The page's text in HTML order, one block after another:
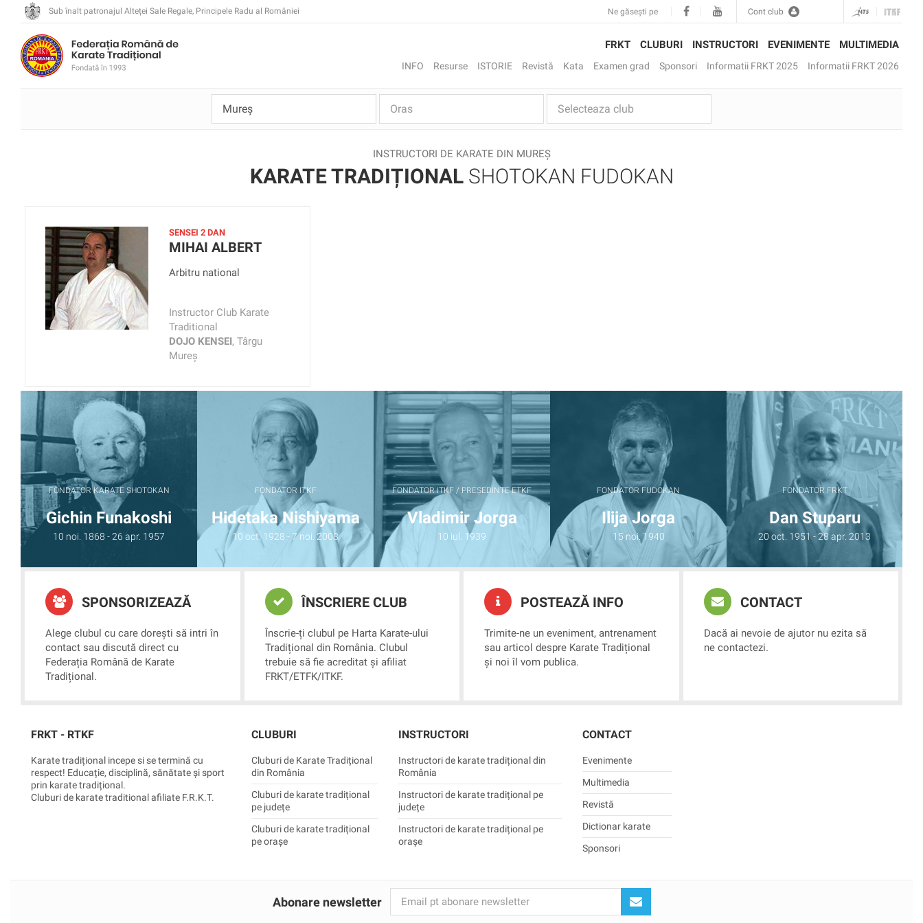
Sub înalt patronajul Alteței Sale Regale, Principele Radu al României Ne găsești pe Cont club
FRKT CLUBURI INSTRUCTORI EVENIMENTE MULTIMEDIA
INFO Resurse ISTORIE Revistă Kata Examen grad Sponsori Informatii FRKT 2025 Informatii FRKT 2026
INSTRUCTORI DE KARATE DIN MUREȘ
KARATE TRADIȚIONALSHOTOKAN FUDOKAN
SENSEI 2 DAN
MIHAI ALBERT
Arbitru national
Instructor Club Karate
Traditional
DOJO KENSEI, Târgu
Mureș
FONDATOR KARATE SHOTOKAN
Gichin Funakoshi
10 noi. 1868 - 26 apr. 1957
FONDATOR ITKF
Hidetaka Nishiyama
10 oct. 1928 - 7 noi. 2008
FONDATOR ITKF / PREȘEDINTE ETKF
Vladimir Jorga
10 iul. 1939
FONDATOR FUDOKAN
Ilija Jorga
15 noi. 1940
FONDATOR FRKT
Dan Stuparu
20 oct. 1951 - 28 apr. 2013
SPONSORIZEAZĂ
Alege clubul cu care dorești să intri în
contact sau discută direct cu
Federația Română de Karate
Tradițional.
ÎNSCRIERE CLUB
Înscrie-ți clubul pe Harta Karate-ului
Tradițional din România. Clubul
trebuie să fie acreditat și afiliat
FRKT/ETFK/ITKF.
POSTEAZĂ INFO
Trimite-ne un eveniment, antrenament
sau articol despre Karate Tradițional
și noi îl vom publica.
CONTACT
Dacă ai nevoie de ajutor nu ezita să
ne contactezi.
FRKT - RTKF
Karate tradițional incepe si se termină cu
respect! Educație, disciplină, sănătate și sport
prin karate tradițional.
Cluburi de karate traditional afiliate F.R.K.T.
CLUBURI
Cluburi de Karate Tradițional
din România
Cluburi de karate tradițional
pe județe
Cluburi de karate tradițional
pe orașe
INSTRUCTORI
Instructori de karate tradițional din
România
Instructori de karate tradițional pe
județe
Instructori de karate tradițional pe
orașe
CONTACT
Evenimente
Multimedia
Revistă
Dictionar karate
Sponsori
Abonare newsletter